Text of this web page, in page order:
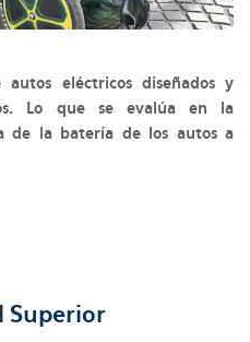
eléctricos diseñados y
Lo que se evalúa en la
de la batería de los autos a
Superior